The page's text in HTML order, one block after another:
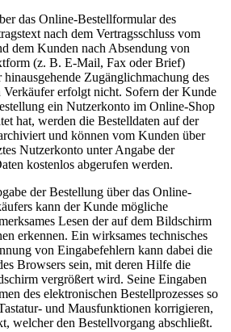
das Online-Bestellformular des
nach dem Vertragsschluss vom
dem Kunden nach Absendung von
(z. B. E-Mail, Fax oder Brief)
Zugänglichmachung des
Verkäufer erfolgt nicht. Sofern der Kunde
ein Nutzerkonto im Online-Shop
hat, werden die Bestelldaten auf der
und können vom Kunden über
Nutzerkonto unter Angabe der
kostenlos abgerufen werden.
der Bestellung über das Online-
kann der Kunde mögliche
Lesen der auf dem Bildschirm
erkennen. Ein wirksames technisches
von Eingabefehlern kann dabei die
Browsers sein, mit deren Hilfe die
vergrößert wird. Seine Eingaben
des elektronischen Bestellprozesses so
und Mausfunktionen korrigieren,
welcher den Bestellvorgang abschließt.